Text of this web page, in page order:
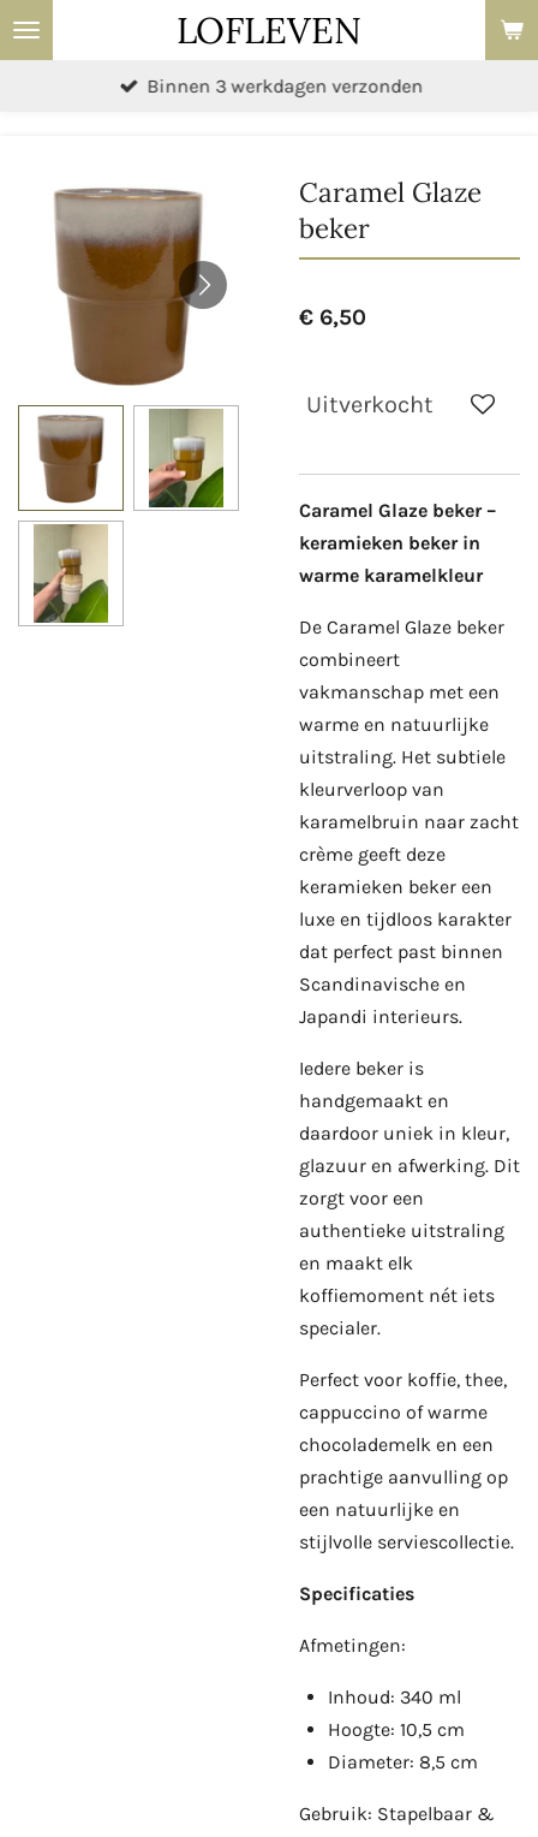
Ga
direct
LOFLEVEN
Binnen 3 werkdagen verzonden
Caramel Glaze
beker
€ 6,50
Uitverkocht
Caramel Glaze beker –
keramieken beker in
warme karamelkleur
De Caramel Glaze beker
combineert
vakmanschap met een
warme en natuurlijke
uitstraling. Het subtiele
kleurverloop van
karamelbruin naar zacht
crème geeft deze
keramieken beker een
luxe en tijdloos karakter
dat perfect past binnen
Scandinavische en
Japandi interieurs.
Iedere beker is
handgemaakt en
daardoor uniek in kleur,
glazuur en afwerking. Dit
zorgt voor een
authentieke uitstraling
en maakt elk
koffiemoment nét iets
specialer.
Perfect voor koffie, thee,
cappuccino of warme
chocolademelk en een
prachtige aanvulling op
een natuurlijke en
stijlvolle serviescollectie.
Specificaties
Afmetingen:
Inhoud: 340 ml
Hoogte: 10,5 cm
Diameter: 8,5 cm
Gebruik: Stapelbaar &